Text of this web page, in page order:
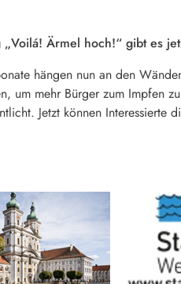
„Voilá! Ärmel hoch!“ gibt es
hängen nun an den
um mehr Bürger zum Impfen
Jetzt können Interessierte